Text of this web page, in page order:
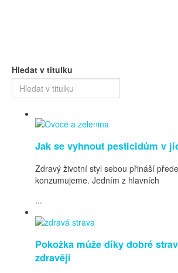
Hledat v titulku
Jak se vyhnout pesticidům v
Zdravý životní styl sebou přináší
konzumujeme. Jedním z hlavních
...
Pokožka může díky dobré
zdravěji